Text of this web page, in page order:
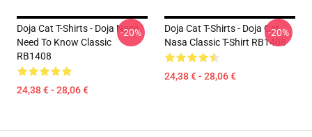
Doja Cat T-Shirts - Doja Nasa
Need To Know Classic
RB1408
24,38 € - 28,06 €
-20%
Doja Cat T-Shirts - Doja Cat
Nasa Classic T-Shirt RB1408
24,38 € - 28,06 €
-20%